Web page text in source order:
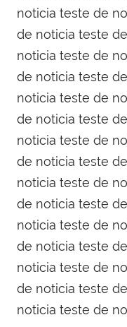
noticia teste de
de noticia teste
noticia teste de
de noticia teste
noticia teste de
de noticia teste
noticia teste de
de noticia teste
noticia teste de
de noticia teste
noticia teste de
de noticia teste
noticia teste de
de noticia teste
noticia teste de